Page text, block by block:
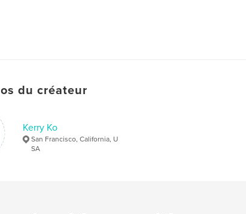
du créateur
Kerry Ko
San Francisco, California, U
SA